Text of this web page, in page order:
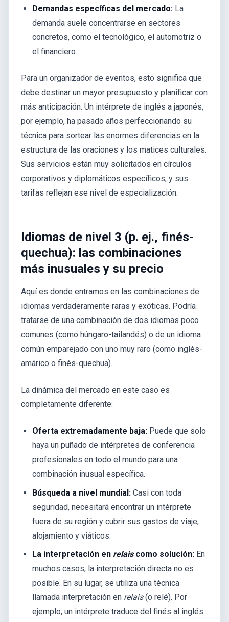
Demandas específicas del mercado: La
demanda suele concentrarse en sectores
concretos, como el tecnológico, el automotriz o
el financiero.
Para un organizador de eventos, esto significa que
debe destinar un mayor presupuesto y planificar con
más anticipación. Un intérprete de inglés a japonés,
por ejemplo, ha pasado años perfeccionando su
técnica para sortear las enormes diferencias en la
estructura de las oraciones y los matices culturales.
Sus servicios están muy solicitados en círculos
corporativos y diplomáticos específicos, y sus
tarifas reflejan ese nivel de especialización.
Idiomas de nivel 3 (p. ej., finés-
quechua): las combinaciones
más inusuales y su precio
Aquí es donde entramos en las combinaciones de
idiomas verdaderamente raras y exóticas. Podría
tratarse de una combinación de dos idiomas poco
comunes (como húngaro-tailandés) o de un idioma
común emparejado con uno muy raro (como inglés-
amárico o finés-quechua).
La dinámica del mercado en este caso es
completamente diferente:
Oferta extremadamente baja: Puede que solo
haya un puñado de intérpretes de conferencia
profesionales en todo el mundo para una
combinación inusual específica.
Búsqueda a nivel mundial: Casi con toda
seguridad, necesitará encontrar un intérprete
fuera de su región y cubrir sus gastos de viaje,
alojamiento y viáticos.
La interpretación en relaiscomo solución: En
muchos casos, la interpretación directa no es
posible. En su lugar, se utiliza una técnica
llamada interpretación en relais(o relé). Por
ejemplo, un intérprete traduce del finés al inglés